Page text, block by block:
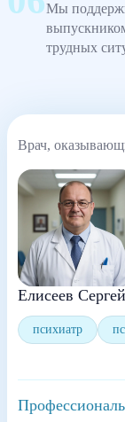
Мы
трудных
Врач,
Елисеев
психиатр